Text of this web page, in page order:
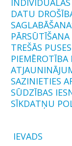
DATU
TREŠĀS
SAZINIETIES
SŪDZĪBAS
SĪKDATŅU
IEVADS